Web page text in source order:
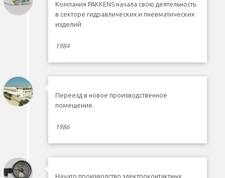
Компания PAKKENS начала свою деятельность
в секторе гидравлических и пневматических
изделий.
1984
Переезд в новое производственное
помещение.
1986
Начато производство электроконтактных